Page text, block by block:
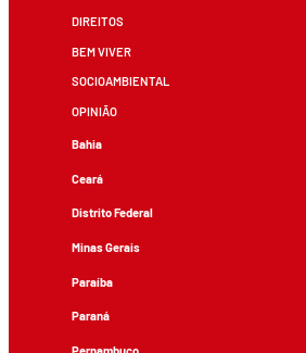
DIREITOS
BEM VIVER
SOCIOAMBIENTAL
OPINIÃO
Bahia
Ceará
Distrito Federal
Minas Gerais
Paraíba
Paraná